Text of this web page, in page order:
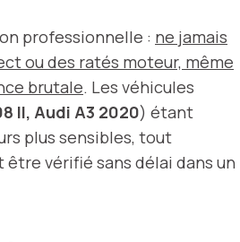
professionnelle : ne jamais
ou des ratés moteur, même
brutale. Les véhicules
II, Audi A3 2020) étant
plus sensibles, tout
être vérifié sans délai dans un